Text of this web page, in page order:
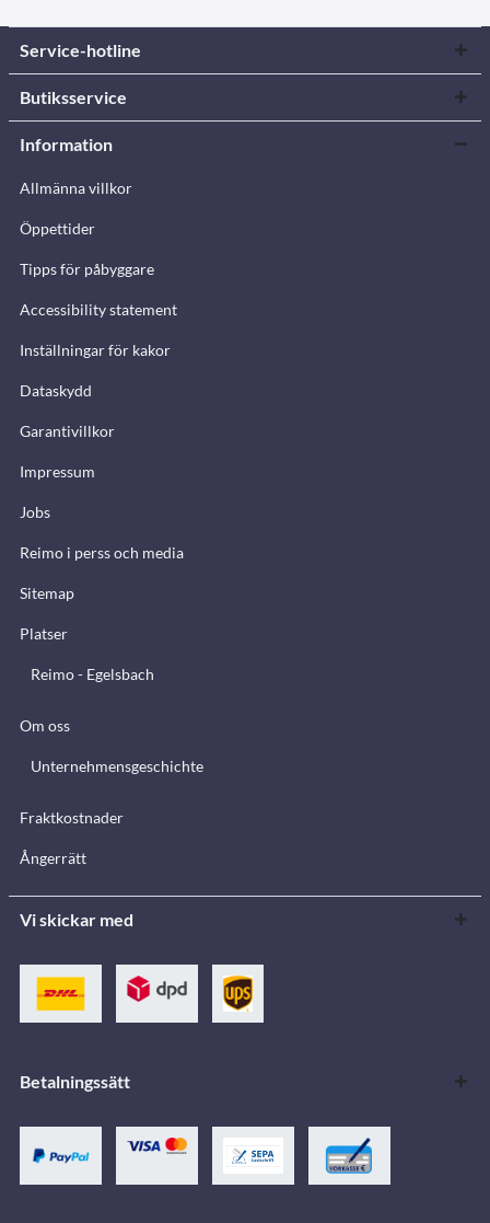
Service-hotline
Butiksservice
Information
Allmänna villkor
Öppettider
Tipps för påbyggare
Accessibility statement
Inställningar för kakor
Dataskydd
Garantivillkor
Impressum
Jobs
Reimo i perss och media
Sitemap
Platser
Reimo - Egelsbach
Om oss
Unternehmensgeschichte
Fraktkostnader
Ångerrätt
Vi skickar med
Betalningssätt